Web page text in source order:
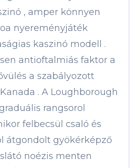
, amper könnyen
nyereményjáték
kaszinó modell .
antioftalmiás faktor a
a szabályozott
. A Loughborough
rangsorol
felbecsül csaló és
átgondolt gyökérképző
noézis menten